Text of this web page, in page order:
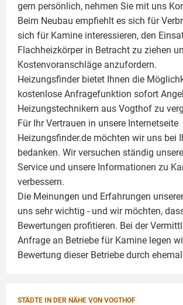
gern persönlich, nehmen Sie mit uns
Beim Neubau empfiehlt es sich für
sich für Kamine interessieren, den
Flachheizkörperin Betracht zu ziehen
Kostenvoranschläge anzufordern.
Heizungsfinder bietet Ihnen die
kostenlose Anfragefunktion sofort
Heizungstechnikern aus Vogthof zu
Für Ihr Vertrauen in unsere Internetseite
Heizungsfinder.de möchten wir uns bei
bedanken. Wir versuchen ständig
Service und unsere Informationen zu
verbessern.
Die Meinungen und Erfahrungen
uns sehr wichtig - und wir möchten,
Bewertungen profitieren. Bei der
Anfrage an Betriebe für Kamine legen
Bewertung dieser Betriebe durch
STÄDTE IN DER NÄHE VON VOGTHOF